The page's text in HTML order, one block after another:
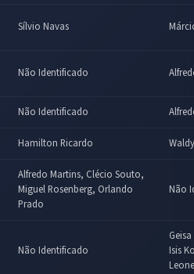
Sílvio Navas
Não Identificado
Não Identificado
Hamilton Ricardo
Alfredo Martins, Clécio Souto,
Miguel Rosenberg, Orlando
Prado
Não
Não Identificado
Isis